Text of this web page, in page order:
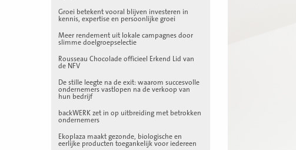
Groei betekent vooral blijven investeren in
kennis, expertise en persoonlijke groei
Meer rendement uit lokale campagnes door
slimme doelgroepselectie
Rousseau Chocolade officieel Erkend Lid van
de NFV
De stille leegte na de exit: waarom succesvolle
ondernemers vastlopen na de verkoop van
hun bedrijf
backWERK zet in op uitbreiding met betrokken
ondernemers
Ekoplaza maakt gezonde, biologische en
eerlijke producten toegankelijk voor iedereen